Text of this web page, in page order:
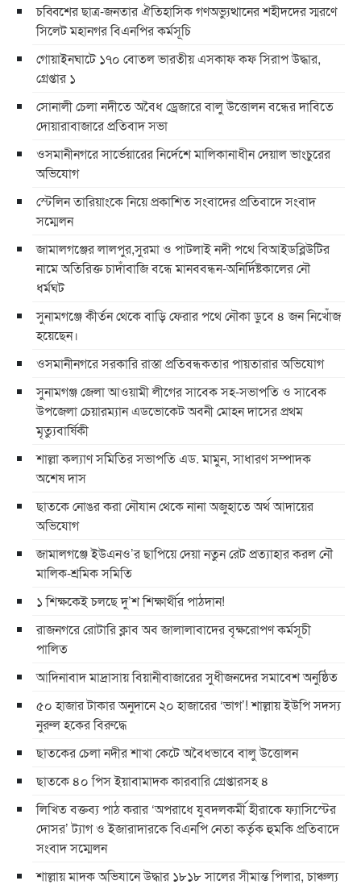
চব্বিশের ছাত্র-জনতার ঐতিহাসিক গণঅভ্যুত্থানের শহীদদের স্মরণে
সিলেট মহানগর বিএনপির কর্মসূচি
গোয়াইনঘাটে ১৭০ বোতল ভারতীয় এসকাফ কফ সিরাপ উদ্ধার,
গ্রেপ্তার ১
সোনালী চেলা নদীতে অবৈধ ড্রেজারে বালু উত্তোলন বন্ধের দাবিতে
দোয়ারাবাজারে প্রতিবাদ সভা
ওসমানীনগরে সার্ভেয়ারের নির্দেশে মালিকানাধীন দেয়াল ভাংচুরের
অভিযোগ
স্টেলিন তারিয়াংকে নিয়ে প্রকাশিত সংবাদের প্রতিবাদে সংবাদ
সম্মেলন
জামালগঞ্জের লালপুর,সুরমা ও পাটলাই নদী পথে বিআইডব্লিউটির
নামে অতিরিক্ত চাদাঁবাজি বন্ধে মানববন্ধন-অনির্দিষ্টকালের নৌ
ধর্মঘট
সুনামগঞ্জে কীর্তন থেকে বাড়ি ফেরার পথে নৌকা ডুবে ৪ জন নিখোঁজ
হয়েছেন।
ওসমানীনগরে সরকারি রাস্তা প্রতিবন্ধকতার পায়তারার অভিযোগ
সুনামগঞ্জ জেলা আওয়ামী লীগের সাবেক সহ-সভাপতি ও সাবেক
উপজেলা চেয়ারম্যান এডভোকেট অবনী মোহন দাসের প্রথম
মৃত্যুবার্ষিকী
শাল্লা কল্যাণ সমিতির সভাপতি এড. মামুন, সাধারণ সম্পাদক
অশেষ দাস
ছাতকে নোঙর করা নৌযান থেকে নানা অজুহাতে অর্থ আদায়ের
অভিযোগ
জামালগঞ্জে ইউএনও’র ছাপিয়ে দেয়া নতুন রেট প্রত্যাহার করল নৌ
মালিক-শ্রমিক সমিতি
১ শিক্ষকেই চলছে দু’শ শিক্ষার্থীর পাঠদান!
রাজনগরে রোটারি ক্লাব অব জালালাবাদের বৃক্ষরোপণ কর্মসূচী
পালিত
আদিনাবাদ মাদ্রাসায় বিয়ানীবাজারের সুধীজনদের সমাবেশ অনুষ্ঠিত
৫০ হাজার টাকার অনুদানে ২০ হাজারের ‘ভাগ’! শাল্লায় ইউপি সদস্য
নুরুল হকের বিরুদ্ধে
ছাতকের চেলা নদীর শাখা কেটে অবৈধভাবে বালু উত্তোলন
ছাতকে ৪০ পিস ইয়াবামাদক কারবারি গ্রেপ্তারসহ ৪
লিখিত বক্তব্য পাঠ করার ‘অপরাধে যুবদলকর্মী হীরাকে ফ্যাসিস্টের
দোসর’ ট্যাগ ও ইজারাদারকে বিএনপি নেতা কর্তৃক হুমকি প্রতিবাদে
সংবাদ সম্মেলন
শাল্লায় মাদক অভিযানে উদ্ধার ১৮১৮ সালের সীমান্ত পিলার, চাঞ্চল্য